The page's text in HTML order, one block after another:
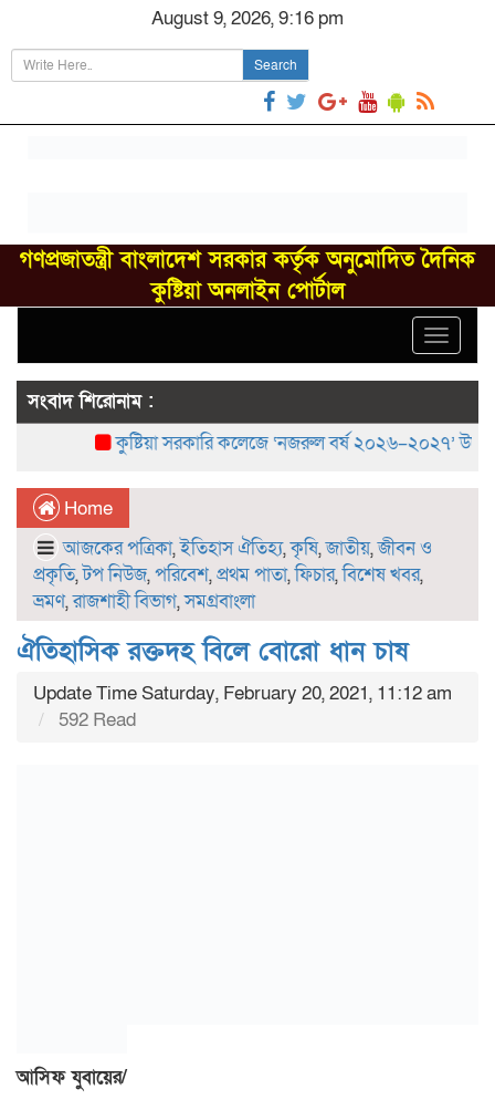
August 9, 2026, 9:16 pm
Search
গণপ্রজাতন্ত্রী বাংলাদেশ সরকার কর্তৃক অনুমোদিত দৈনিক
কুষ্টিয়া অনলাইন পোর্টাল
Toggle
সংবাদ শিরোনাম :
কুষ্টিয়া সরকারি কলেজে ‘নজরুল বর্ষ ২০২৬–২০২৭’ উদ্‌যাপন
Home
আজকের পত্রিকা,ইতিহাস ঐতিহ্য,কৃষি,জাতীয়,জীবন ও
প্রকৃতি,টপ নিউজ,পরিবেশ,প্রথম পাতা,ফিচার,বিশেষ খবর,
ভ্রমণ,রাজশাহী বিভাগ,সমগ্রবাংলা
ঐতিহাসিক রক্তদহ বিলে বোরো ধান চাষ
Update Time Saturday, February 20, 2021, 11:12 am
592 Read
আসিফ যুবায়ের/